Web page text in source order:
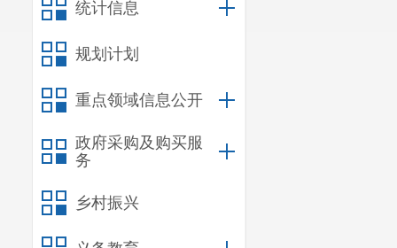
统计信息
规划计划
重点领域信息公开
政府采购及购买服
务
乡村振兴